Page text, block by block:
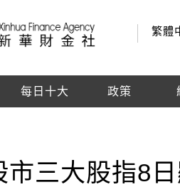
繁體
每日十大 政策
市三大股指8